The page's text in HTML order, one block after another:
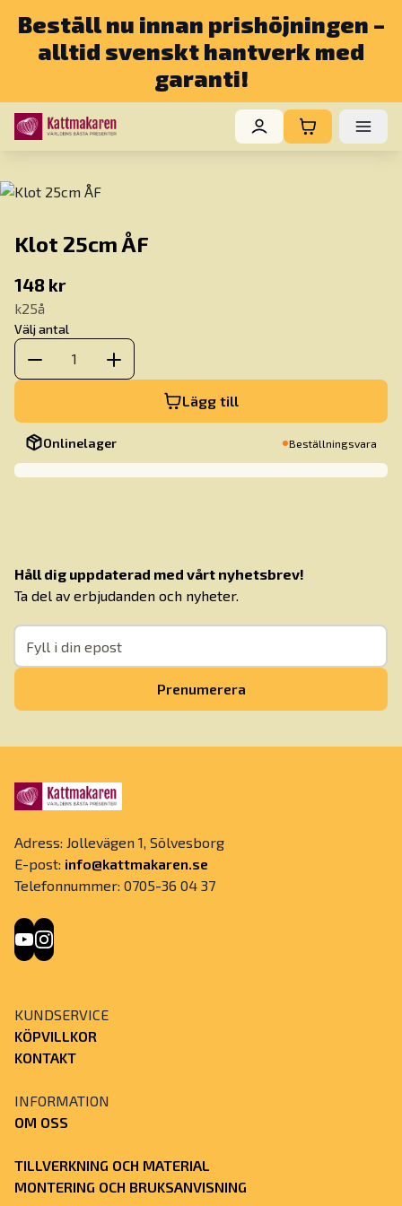
Beställ nu innan prishöjningen –
alltid svenskt hantverk med
garanti!
Klot 25cm ÅF
148 kr
k25å
Välj antal
1
Lägg till
Onlinelager Beställningsvara
Håll dig uppdaterad med vårt nyhetsbrev!
Ta del av erbjudanden och nyheter.
Prenumerera
Adress: Jollevägen 1, Sölvesborg
E-post: info@kattmakaren.se
Telefonnummer: 0705-36 04 37
KUNDSERVICE
KÖPVILLKOR
KONTAKT
INFORMATION
OM OSS
TILLVERKNING OCH MATERIAL
MONTERING OCH BRUKSANVISNING